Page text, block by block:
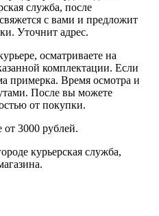
служба, после
с вами и предложит
Уточнит адрес.
осматриваете на
комплектации. Если
примерка. Время осмотра и
После вы можете
от покупки.
от 3000 рублей.
курьерская служба,